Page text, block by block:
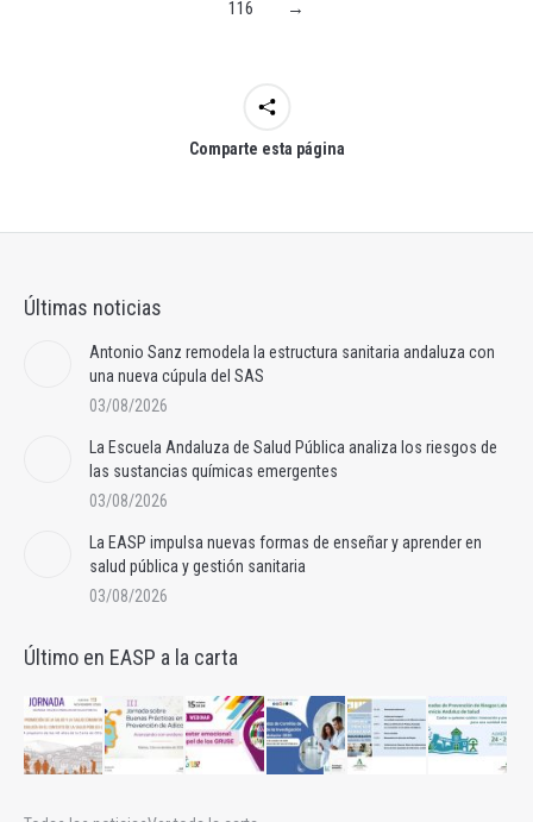
116
→
Comparte esta página
Últimas noticias
Antonio Sanz remodela la estructura sanitaria andaluza con
una nueva cúpula del SAS
03/08/2026
La Escuela Andaluza de Salud Pública analiza los riesgos de
las sustancias químicas emergentes
03/08/2026
La EASP impulsa nuevas formas de enseñar y aprender en
salud pública y gestión sanitaria
03/08/2026
Último en EASP a la carta